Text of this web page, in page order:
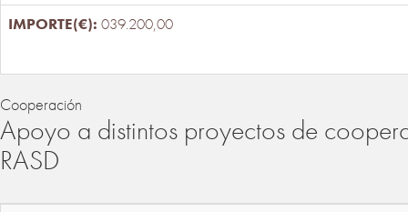
039.200,00
Cooperación
Apoyo a distintos proyectos de
RASD